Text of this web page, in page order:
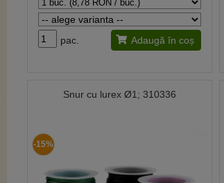
pac. Adaugă în coș
Snur cu lurex Ø1; 310336
-15%